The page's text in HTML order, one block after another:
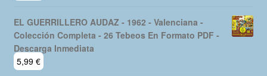
EL GUERRILLERO AUDAZ - 1962 - Valenciana -
Colección Completa - 26 Tebeos En Formato PDF -
Descarga Inmediata
5,99 €